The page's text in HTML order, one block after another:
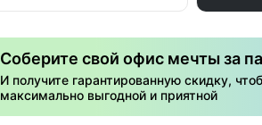
Соберите свой офис мечты за
И получите гарантированную скидку,
максимально выгодной и приятной